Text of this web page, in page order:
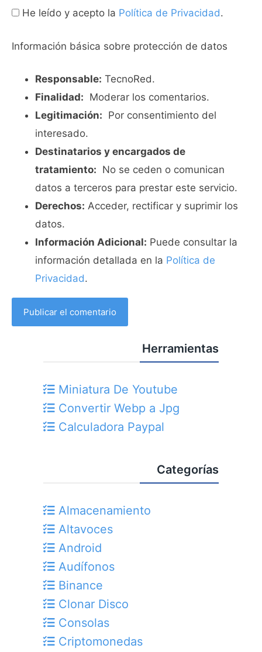
He leído y acepto la Política de Privacidad.
Información básica sobre protección de datos
Responsable: TecnoRed.
Finalidad: Moderar los comentarios.
Legitimación: Por consentimiento del
interesado.
Destinatarios y encargados de
tratamiento: No se ceden o comunican
datos a terceros para prestar este servicio.
Derechos: Acceder, rectificar y suprimir los
datos.
Información Adicional: Puede consultar la
información detallada en la Política de
Privacidad.
Herramientas
Miniatura De Youtube
Convertir Webp a Jpg
Calculadora Paypal
Categorías
Almacenamiento
Altavoces
Android
Audífonos
Binance
Clonar Disco
Consolas
Criptomonedas